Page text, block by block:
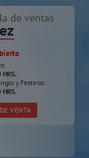
de ventas
y Festivos:
VENTA